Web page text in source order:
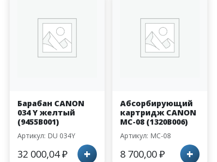
Барабан CANON
034 Y желтый
(9455B001)
Артикул: DU 034Y
32 000,04₽ +
Абсорбирующий
картридж CANON
MC-08 (1320B006)
Артикул: MC-08
8 700,00₽ +